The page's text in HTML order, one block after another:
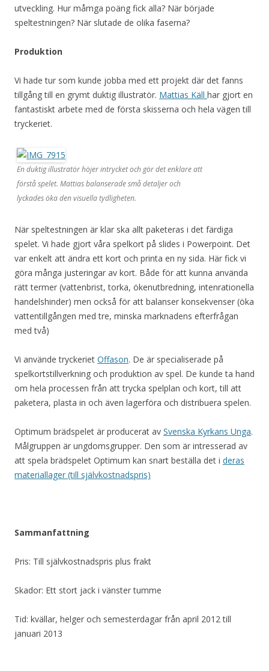
utveckling. Hur måmga poäng fick alla? När började
speltestningen? När slutade de olika faserna?
Produktion
Vi hade tur som kunde jobba med ett projekt där det fanns
tillgång till en grymt duktig illustratör. Mattias Käll har gjort en
fantastiskt arbete med de första skisserna och hela vägen till
tryckeriet.
En duktig illustratör höjer intrycket och gör det enklare att
förstå spelet. Mattias balanserade små detaljer och
lyckades öka den visuella tydligheten.
När speltestningen är klar ska allt paketeras i det färdiga
spelet. Vi hade gjort våra spelkort på slides i Powerpoint. Det
var enkelt att ändra ett kort och printa en ny sida. Här fick vi
göra många justeringar av kort. Både för att kunna använda
rätt termer (vattenbrist, torka, ökenutbredning, intenrationella
handelshinder) men också för att balanser konsekvenser (öka
vattentillgången med tre, minska marknadens efterfrågan
med två)
Vi använde tryckeriet Offason. De är specialiserade på
spelkortstillverkning och produktion av spel. De kunde ta hand
om hela processen från att trycka spelplan och kort, till att
paketera, plasta in och även lagerföra och distribuera spelen.
Optimum brädspelet är producerat av Svenska Kyrkans Unga.
Målgruppen är ungdomsgrupper. Den som är intresserad av
att spela brädspelet Optimum kan snart beställa det i deras
materiallager (till självkostnadspris)
Sammanfattning
Pris: Till självkostnadspris plus frakt
Skador: Ett stort jack i vänster tumme
Tid: kvällar, helger och semesterdagar från april 2012 till
januari 2013